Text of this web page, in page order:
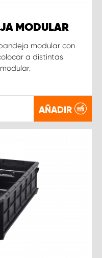
MODULAR
modular con
a distintas
AÑADIR